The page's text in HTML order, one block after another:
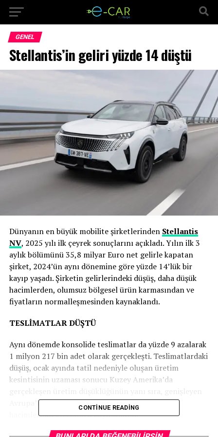
GENEL
Stellantis’in geliri yüzde 14 düştü
Dünyanın en büyük mobilite şirketlerinden Stellantis
NV, 2025 yılı ilk çeyrek sonuçlarını açıkladı. Yılın ilk 3
aylık bölümünü 35,8 milyar Euro net gelirle kapatan
şirket, 2024’ün aynı dönemine göre yüzde 14’lük bir
kayıp yaşadı. Şirketin gelirlerindeki düşüş, daha düşük
hacimlerden, olumsuz bölgesel ürün karmasından ve
fiyatların normalleşmesinden kaynaklandı.
TESLİMATLAR DÜŞTÜ
Aynı dönemde konsolide teslimatlar da yüzde 9 azalarak
1 milyon 217 bin adet olarak gerçekleşti. Teslimatlardaki
düşüş, ocak ayında tatil nedeniyle oluşan üretim
kesintisinin uzaması sonucu Kuzey Amerika’da
Avrupa’da ürün değişimlerinin ve düşük HTA
hacimlerinin etkisinden kaynaklandı.
CONTINUE READING